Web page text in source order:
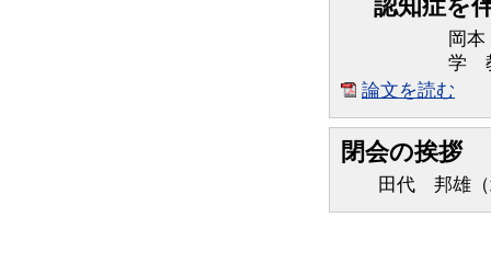
認知症を
岡
学
論文を読む
閉会の挨拶
田代 邦雄（北